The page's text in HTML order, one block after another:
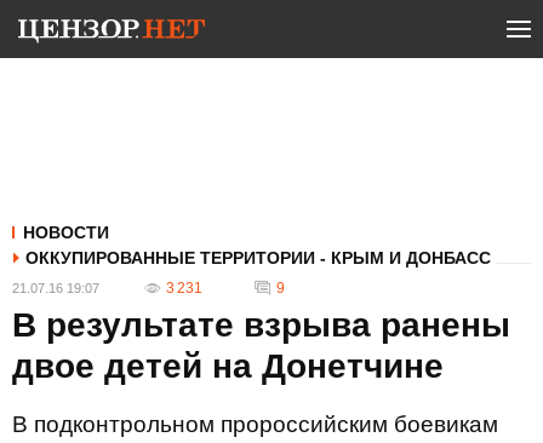
НОВОСТИ
ОККУПИРОВАННЫЕ ТЕРРИТОРИИ - КРЫМ И ДОНБАСС
21.07.16 19:07 3 231 9
В результате взрыва ранены
двое детей на Донетчине
В подконтрольном пророссийским боевикам